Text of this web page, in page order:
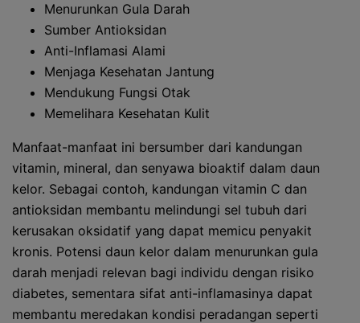
Menurunkan Gula Darah
Sumber Antioksidan
Anti-Inflamasi Alami
Menjaga Kesehatan Jantung
Mendukung Fungsi Otak
Memelihara Kesehatan Kulit
Manfaat-manfaat ini bersumber dari kandungan
vitamin, mineral, dan senyawa bioaktif dalam daun
kelor. Sebagai contoh, kandungan vitamin C dan
antioksidan membantu melindungi sel tubuh dari
kerusakan oksidatif yang dapat memicu penyakit
kronis. Potensi daun kelor dalam menurunkan gula
darah menjadi relevan bagi individu dengan risiko
diabetes, sementara sifat anti-inflamasinya dapat
membantu meredakan kondisi peradangan seperti